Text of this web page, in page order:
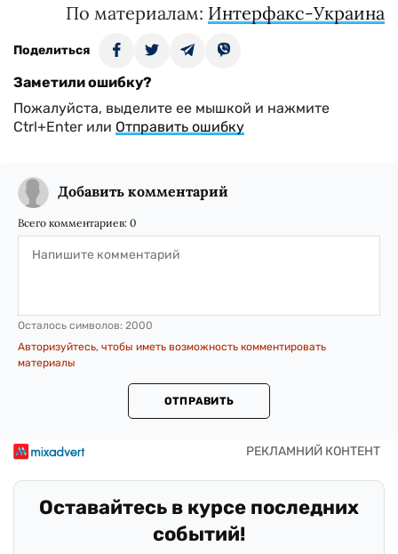
По материалам: Интерфакс-Украина
Поделиться
Заметили ошибку?
Пожалуйста, выделите ее мышкой и нажмите
Ctrl+Enter или Отправить ошибку
Добавить комментарий
Всего комментариев: 0
Осталось символов: 2000
Авторизуйтесь, чтобы иметь возможность комментировать
материалы
ОТПРАВИТЬ
Оставайтесь в курсе последних
событий!